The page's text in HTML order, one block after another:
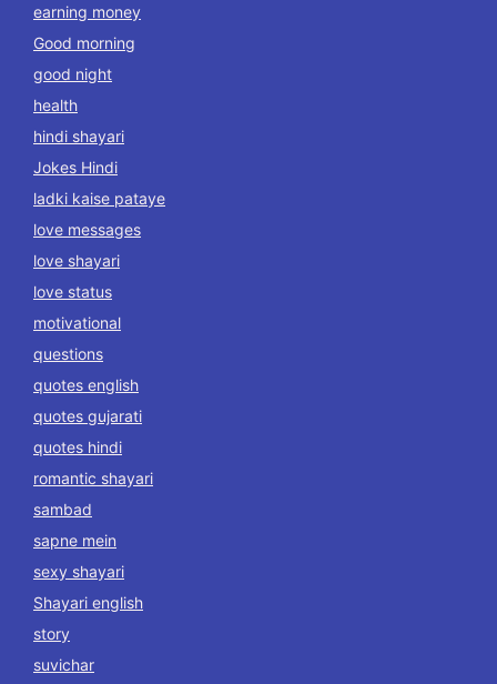
earning money
Good morning
good night
health
hindi shayari
Jokes Hindi
ladki kaise pataye
love messages
love shayari
love status
motivational
questions
quotes english
quotes gujarati
quotes hindi
romantic shayari
sambad
sapne mein
sexy shayari
Shayari english
story
suvichar